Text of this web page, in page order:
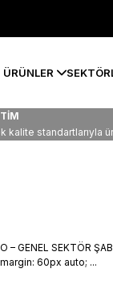
ÜRÜNLER
kalite standartlarıyla
– GENEL
60px auto; ...